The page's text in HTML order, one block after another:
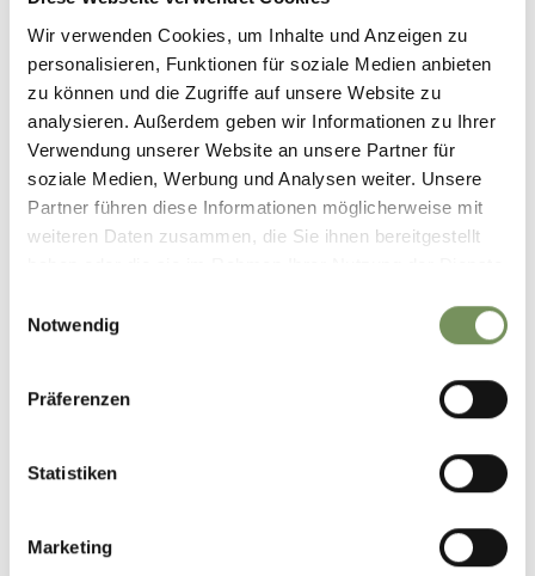
Wir verwenden Cookies, um Inhalte und Anzeigen zu
personalisieren, Funktionen für soziale Medien anbieten
zu können und die Zugriffe auf unsere Website zu
analysieren. Außerdem geben wir Informationen zu Ihrer
Verwendung unserer Website an unsere Partner für
soziale Medien, Werbung und Analysen weiter. Unsere
Partner führen diese Informationen möglicherweise mit
weiteren Daten zusammen, die Sie ihnen bereitgestellt
Notwendig
Präferenzen
Statistiken
Marketing
0 0
Naturns I Naturno
vor 3 Tagen
Manchmal sind es die kleinen Momente, die den Urlaub unvergesslich